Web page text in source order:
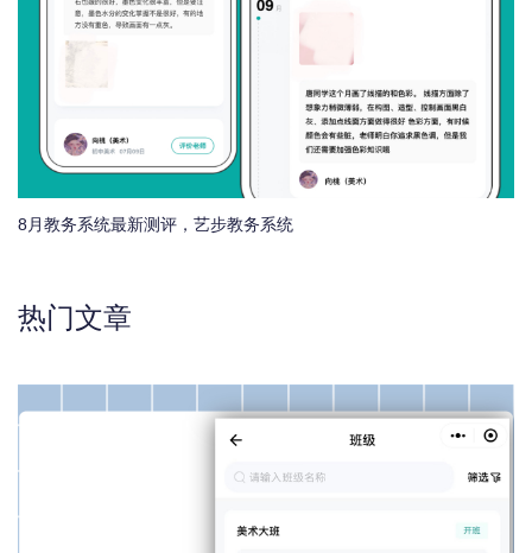
8月教务系统最新测评，艺步教务系统
热门文章